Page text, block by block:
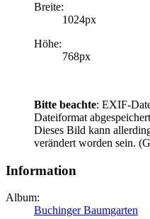
Breite:
1024px
Höhe:
768px
Bitte beachte: EXIF-
Dateiformat
Dieses Bild kann
verändert worden sein.
Information
Album:
Buchinger Baumgarten